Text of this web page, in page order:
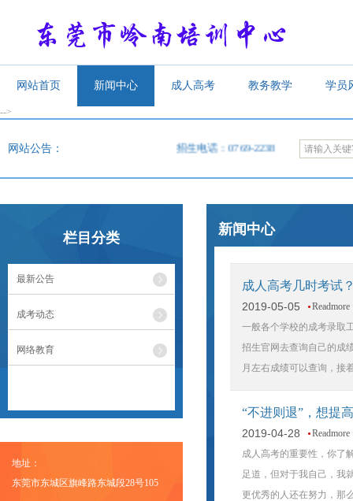
网站首页 新闻中心 成人高考 教务教学 学员
-->
<
网站公告： 招生电话：0769-22385619，22385620
栏目分类
最新公告
成考动态
网络教育
地址：
东莞市东城区旗峰路东城段28号105
新闻中心
成人高考几时考试
2019-05-05
Readmore
一般各个学校的成考录取
招生官网去查询自己的成
月左右成绩可以查询，接
“不进则退”，想提
2019-04-28
Readmore
成人高考的重要性，你了
足道，但对于我自己，我
更优秀的人还在努力，那